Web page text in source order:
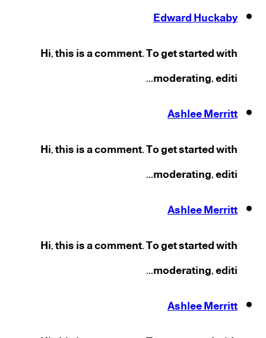
Edward Huckaby
Hi, this is a comment. To get started with
moderating, editi...
Ashlee Merritt
Hi, this is a comment. To get started with
moderating, editi...
Ashlee Merritt
Hi, this is a comment. To get started with
moderating, editi...
Ashlee Merritt